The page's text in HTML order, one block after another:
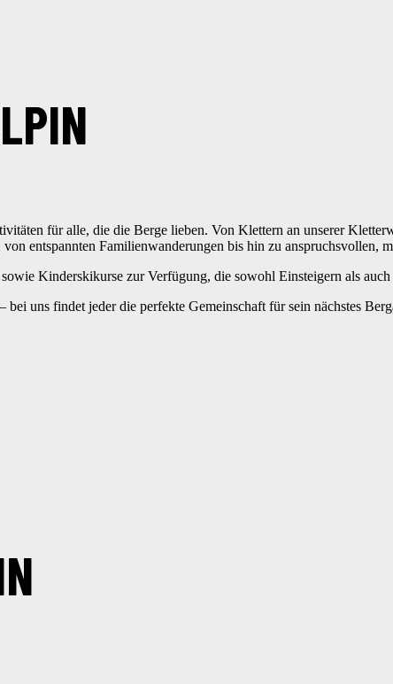
für alle, die die Berge lieben. Von Klettern an unserer
entspannten Familienwanderungen bis hin zu anspruchsvollen,
Kinderskikurse zur Verfügung, die sowohl Einsteigern als
uns findet jeder die perfekte Gemeinschaft für sein nächstes